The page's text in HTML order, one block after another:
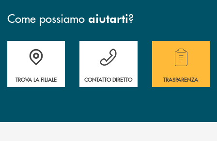
Come possiamo aiutarti?
Accedi all' elenco completo delle filiali della Bcc.
TROVA LA FILIALE
Hai bisogno di assistenza immediata?
CONTATTO DIRETTO
Hai bisogno di
TRASPARENZA